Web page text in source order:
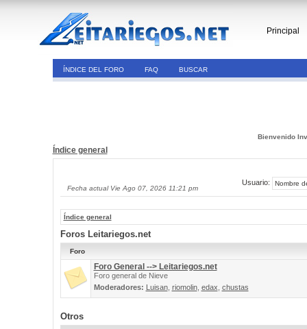
Principal
ÍNDICE DEL FORO FAQ BUSCAR
Bienvenido
Índice general
Fecha actual Vie Ago 07, 2026 11:21 pm
Usuario:
Índice general
Foros Leitariegos.net
Foro
Foro General --> Leitariegos.net
Foro general de Nieve
Moderadores: Luisan, riomolin, edax chustas
Otros